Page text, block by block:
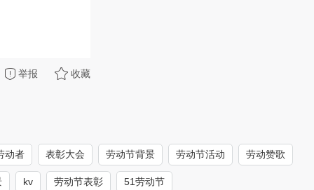
举报 收藏
动者 表彰大会 劳动节背景 劳动节活动 劳动赞歌
kv 劳动节表彰 51劳动节